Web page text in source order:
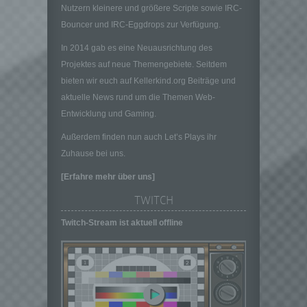
Nutzern kleinere und größere Scripte sowie IRC-
Bouncer und IRC-Eggdrops zur Verfügung.
In 2014 gab es eine Neuausrichtung des
Projektes auf neue Themengebiete. Seitdem
bieten wir euch auf Kellerkind.org Beiträge und
aktuelle News rund um die Themen Web-
Entwicklung und Gaming.
Außerdem finden nun auch Let’s Plays ihr
Zuhause bei uns.
[Erfahre mehr über uns]
TWITCH
Twitch-Stream ist aktuell offline
und Mittel der Verarbeitung von
personenbezogenen Daten entscheidet.
Verarbeitung durch das Unionsrecht oder
das Recht der Mitgliedstaaten vorgegeben,
so kann der Verantwortliche
beziehungsweise können die bestimmten
Unionsrecht oder dem Recht der
Mitgliedstaaten vorgesehen werden.
h) Auftragsverarbeiter
Auftragsverarbeiter ist eine natürliche oder
juristische Person, Behörde, Einrichtung
oder andere Stelle, die personenbezogene
Daten im Auftrag des Verantwortlichen
verarbeitet.
i) Empfänger
Empfänger ist eine natürliche oder juristische
Person, Behörde, Einrichtung oder andere
Stelle, der personenbezogene Daten